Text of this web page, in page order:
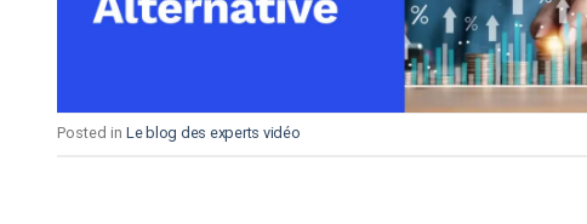
Posted in Le blog des experts vidéo